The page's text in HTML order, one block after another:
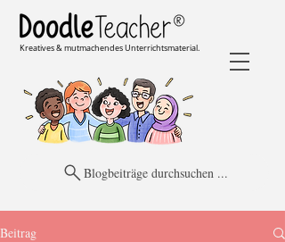
Kreatives & mutmachendes Unterrichtsmaterial.
Blogbeiträge durchsuchen ...
Beitrag